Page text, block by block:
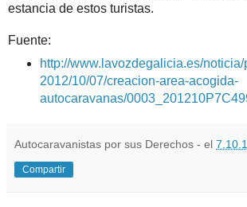
estancia de estos turistas.
Fuente:
http://www.lavozdegalicia.es/
2012/10/07/creacion-area-acogida-
autocaravanas/
Autocaravanistas por sus Derechos - el
Compartir